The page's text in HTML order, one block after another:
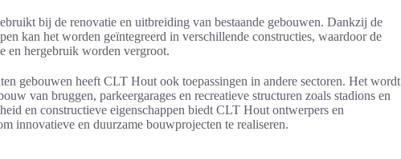
bij de renovatie en uitbreiding van bestaande gebouwen. Dankzij de
kan het worden geïntegreerd in verschillende constructies, waardoor de
en hergebruik worden vergroot.
gebouwen heeft CLT Hout ook toepassingen in andere sectoren. Het wordt
van bruggen, parkeergarages en recreatieve structuren zoals stadions en
en constructieve eigenschappen biedt CLT Hout ontwerpers en
innovatieve en duurzame bouwprojecten te realiseren.